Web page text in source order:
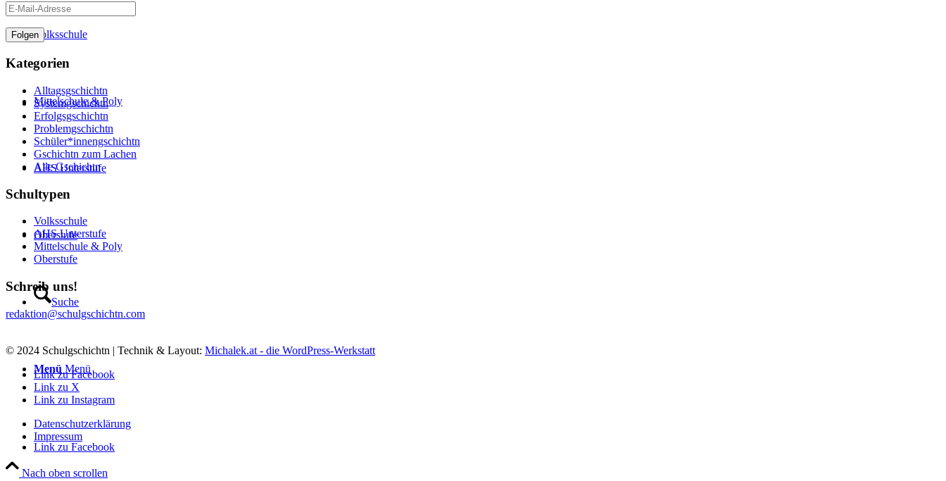
Volksschule
Mittelschule & Poly
AHS Unterstufe
Oberstufe
Suche
Menü Menü
Link zu Facebook
E-
Mail-
Adresse
Folgen
Kategorien
Alltagsgschichtn
Systemgschichtn
Erfolgsgschichtn
Problemgschichtn
Schüler*innengschichtn
Gschichtn zum Lachen
Alle Gschichtn
Schultypen
Volksschule
AHS Unterstufe
Mittelschule & Poly
Oberstufe
Schreib uns!
redaktion@schulgschichtn.com
© 2024 Schulgschichtn | Technik & Layout: Michalek.at - die WordPress-Werkstatt
Link zu Facebook
Link zu X
Link zu Instagram
Datenschutzerklärung
Impressum
Nach oben scrollen